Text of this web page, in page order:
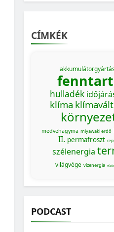
CÍMKÉK
hulladék
klíma
medvehagyma miyawaki erdő
II. permafroszt
szélenergia
világvége vízenergia
PODCAST